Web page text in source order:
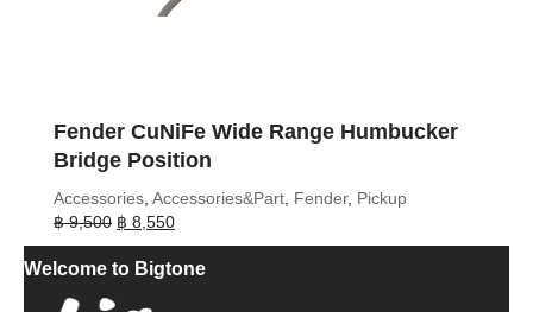
Fender CuNiFe Wide Range Humbucker
Bridge Position
Accessories, Accessories&Part, Fender, Pickup
฿9,500 Original
price
was:
฿ 8,550Current
price
is:
Welcome to Bigtone